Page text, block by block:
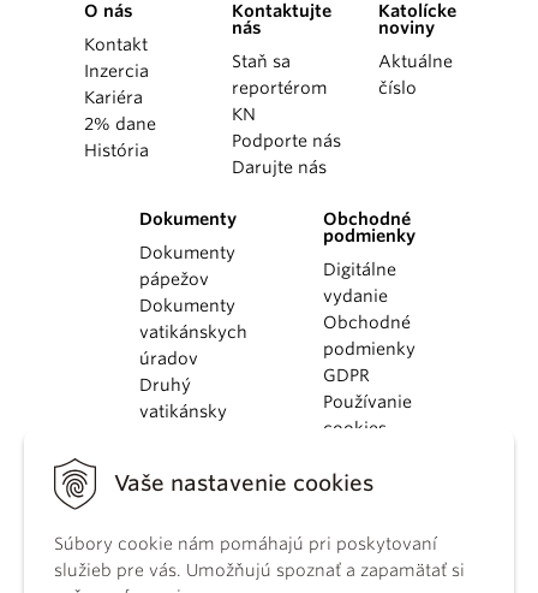
Vaše nastavenie cookies
Súbory cookie nám pomáhajú pri poskytovaní
služieb pre vás. Umožňujú spoznať a zapamätať si
O nás
Kontakt
Inzercia
Kariéra
2% dane
História
Kontaktujte
nás
Staň sa
reportérom
KN
Podporte nás
Darujte nás
Katolícke
noviny
Aktuálne
číslo
Dokumenty
Dokumenty
pápežov
Dokumenty
vatikánskych
úradov
Druhý
vatikánsky
KBS
kánonického
práva
Obchodné
podmienky
Digitálne
vydanie
Obchodné
podmienky
GDPR
Používanie
cookies